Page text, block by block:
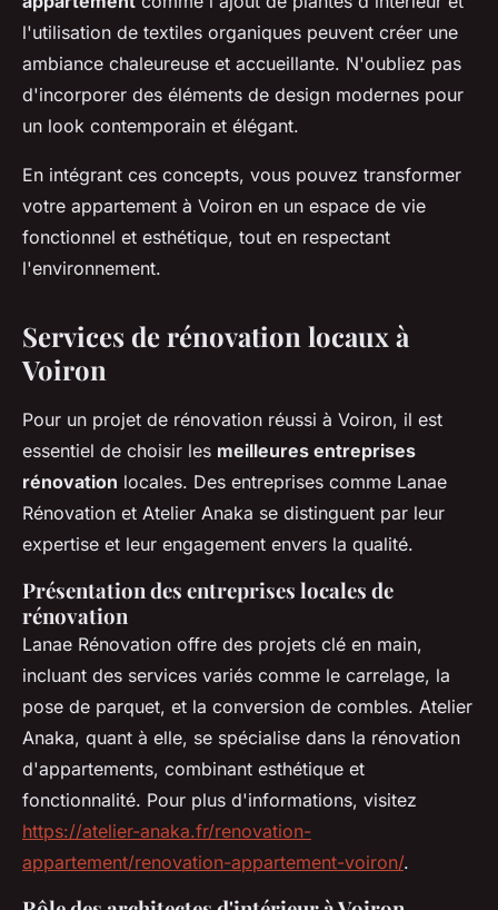
l'utilisation de textiles organiques peuvent créer une
ambiance chaleureuse et accueillante. N'oubliez pas
d'incorporer des éléments de design modernes pour
un look contemporain et élégant.
En intégrant ces concepts, vous pouvez transformer
votre appartement à Voiron en un espace de vie
fonctionnel et esthétique, tout en respectant
l'environnement.
Services de rénovation locaux à
Voiron
Pour un projet de rénovation réussi à Voiron, il est
essentiel de choisir les meilleures entreprises
rénovation locales. Des entreprises comme Lanae
Rénovation et Atelier Anaka se distinguent par leur
expertise et leur engagement envers la qualité.
Présentation des entreprises locales de
rénovation
Lanae Rénovation offre des projets clé en main,
incluant des services variés comme le carrelage, la
pose de parquet, et la conversion de combles. Atelier
Anaka, quant à elle, se spécialise dans la rénovation
d'appartements, combinant esthétique et
fonctionnalité. Pour plus d'informations, visitez
https://atelier-anaka.fr/renovation-
appartement/renovation-appartement-voiron/.